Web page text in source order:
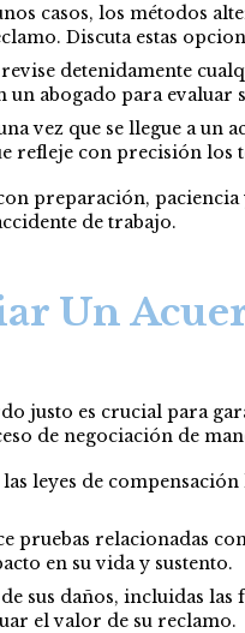
casos, los métodos
Discuta estas
revise detenidamente
abogado para evaluar
vez que se llegue a un
refleje con precisión
preparación,
de trabajo.
Un
justo es crucial para
de negociación de
leyes de
pruebas relacionadas
en su vida y sustento.
sus daños, incluidas
el valor de su reclamo.